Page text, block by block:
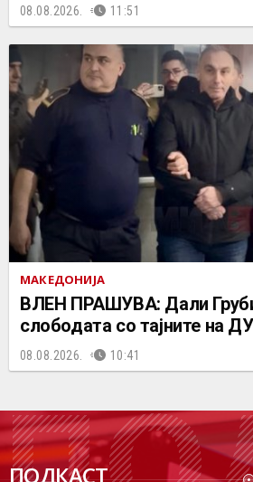
08.08.2026. 11:51
МАКЕДОНИЈА
ВЛЕН ПРАШУВА: Дали Груби
слободата со тајните на
08.08.2026. 10:41
ПОДКАСТ